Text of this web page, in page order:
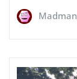
Madman